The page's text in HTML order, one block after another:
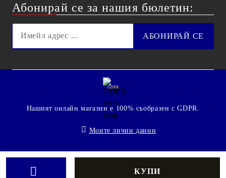
Абонирай се за нашия бюлетин:
GDPR
Нашият онлайн магазин е 100% съобразен с GDPR.
Моите лични данни